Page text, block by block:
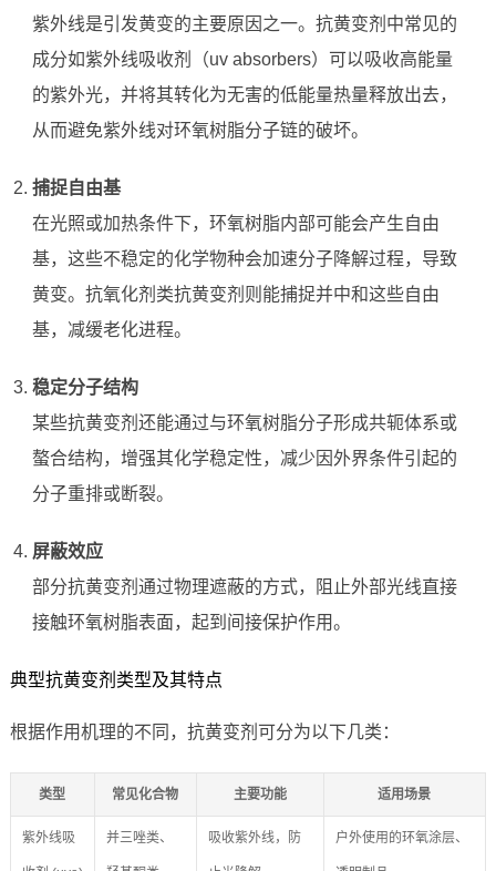
紫外线是引发黄变的主要原因之一。抗黄变剂中常见的
成分如紫外线吸收剂（uv absorbers）可以吸收高能量
的紫外光，并将其转化为无害的低能量热量释放出去，
从而避免紫外线对环氧树脂分子链的破坏。
捕捉自由基
在光照或加热条件下，环氧树脂内部可能会产生自由
基，这些不稳定的化学物种会加速分子降解过程，导致
黄变。抗氧化剂类抗黄变剂则能捕捉并中和这些自由
基，减缓老化进程。
稳定分子结构
某些抗黄变剂还能通过与环氧树脂分子形成共轭体系或
螯合结构，增强其化学稳定性，减少因外界条件引起的
分子重排或断裂。
屏蔽效应
部分抗黄变剂通过物理遮蔽的方式，阻止外部光线直接
接触环氧树脂表面，起到间接保护作用。
典型抗黄变剂类型及其特点
根据作用机理的不同，抗黄变剂可分为以下几类：
类型 常见化合物 主要功能 适用场景
紫外线吸 并三唑类、 吸收紫外线，防 户外使用的环氧涂层、